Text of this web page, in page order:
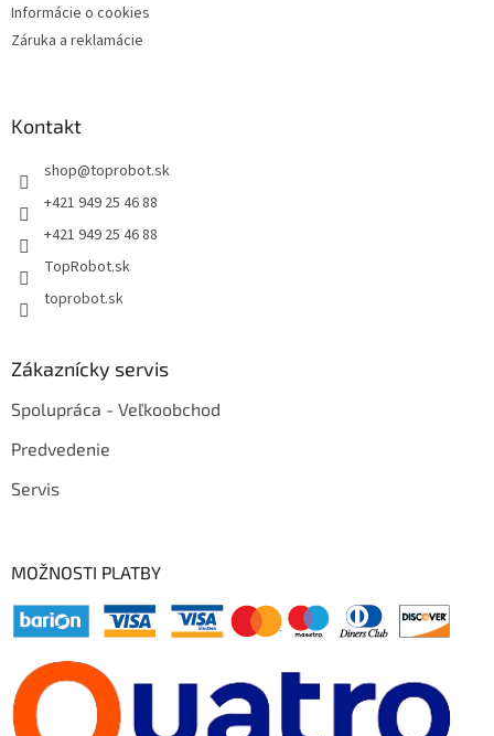
Informácie o cookies
Záruka a reklamácie
Kontakt
shop@toprobot.sk
+421 949 25 46 88
+421 949 25 46 88
TopRobot.sk
toprobot.sk
Zákaznícky servis
Spolupráca - Veľkoobchod
Predvedenie
Servis
MOŽNOSTI PLATBY